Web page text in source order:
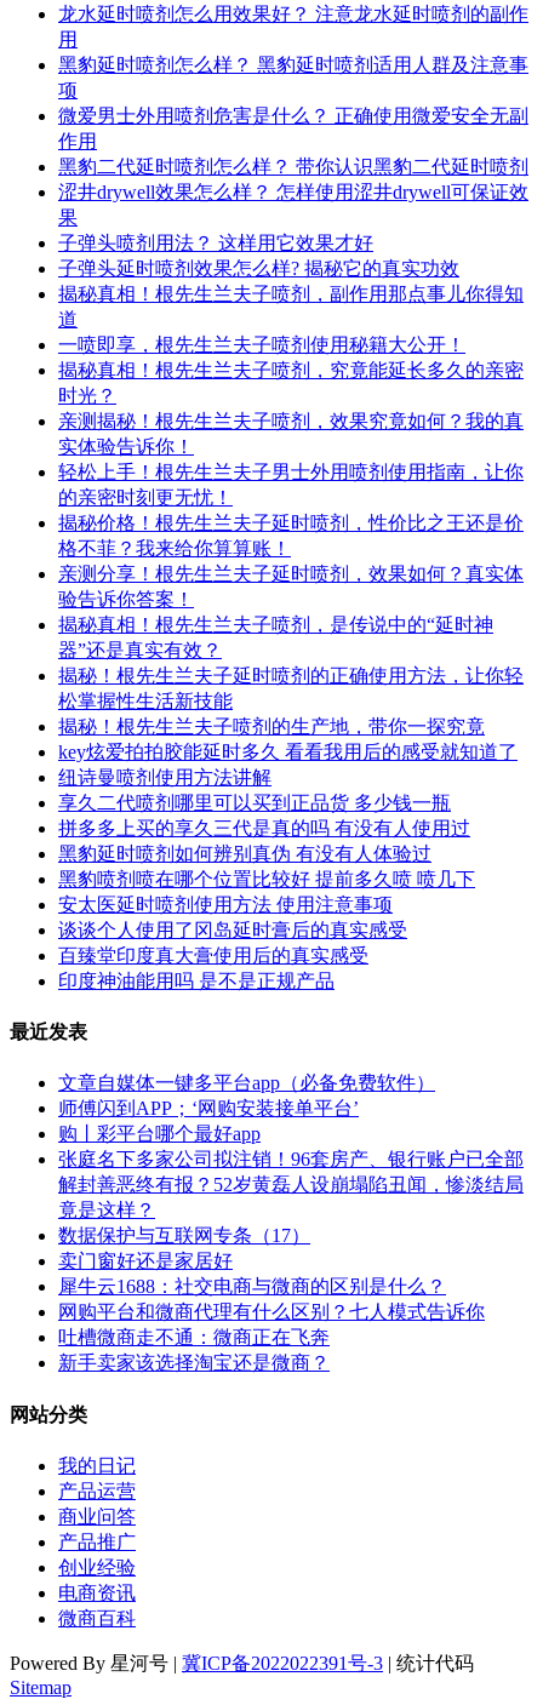
龙水延时喷剂怎么用效果好？ 注意龙水延时喷剂的副作
用
黑豹延时喷剂怎么样？ 黑豹延时喷剂适用人群及注意事
项
微爱男士外用喷剂危害是什么？ 正确使用微爱安全无副
作用
黑豹二代延时喷剂怎么样？ 带你认识黑豹二代延时喷剂
涩井drywell效果怎么样？ 怎样使用涩井drywell可保证效
果
子弹头喷剂用法？ 这样用它效果才好
子弹头延时喷剂效果怎么样? 揭秘它的真实功效
揭秘真相！根先生兰夫子喷剂，副作用那点事儿你得知
道
一喷即享，根先生兰夫子喷剂使用秘籍大公开！
揭秘真相！根先生兰夫子喷剂，究竟能延长多久的亲密
时光？
亲测揭秘！根先生兰夫子喷剂，效果究竟如何？我的真
实体验告诉你！
轻松上手！根先生兰夫子男士外用喷剂使用指南，让你
的亲密时刻更无忧！
揭秘价格！根先生兰夫子延时喷剂，性价比之王还是价
格不菲？我来给你算算账！
亲测分享！根先生兰夫子延时喷剂，效果如何？真实体
验告诉你答案！
揭秘真相！根先生兰夫子喷剂，是传说中的“延时神
器”还是真实有效？
揭秘！根先生兰夫子延时喷剂的正确使用方法，让你轻
松掌握性生活新技能
揭秘！根先生兰夫子喷剂的生产地，带你一探究竟
key炫爱拍拍胶能延时多久 看看我用后的感受就知道了
纽诗曼喷剂使用方法讲解
享久二代喷剂哪里可以买到正品货 多少钱一瓶
拼多多上买的享久三代是真的吗 有没有人使用过
黑豹延时喷剂如何辨别真伪 有没有人体验过
黑豹喷剂喷在哪个位置比较好 提前多久喷 喷几下
安太医延时喷剂使用方法 使用注意事项
谈谈个人使用了冈岛延时膏后的真实感受
百臻堂印度真大膏使用后的真实感受
印度神油能用吗 是不是正规产品
最近发表
文章自媒体一键多平台app（必备免费软件）
师傅闪到APP；‘网购安装接单平台’
购丨彩平台哪个最好app
张庭名下多家公司拟注销！96套房产、银行账户已全部
解封善恶终有报？52岁黄磊人设崩塌陷丑闻，惨淡结局
竟是这样？
数据保护与互联网专条（17）
卖门窗好还是家居好
犀牛云1688：社交电商与微商的区别是什么？
网购平台和微商代理有什么区别？七人模式告诉你
吐槽微商走不通：微商正在飞奔
新手卖家该选择淘宝还是微商？
网站分类
我的日记
产品运营
商业问答
产品推广
创业经验
电商资讯
微商百科
Powered By 星河号 | 冀ICP备2022022391号-3 | 统计代码
Sitemap